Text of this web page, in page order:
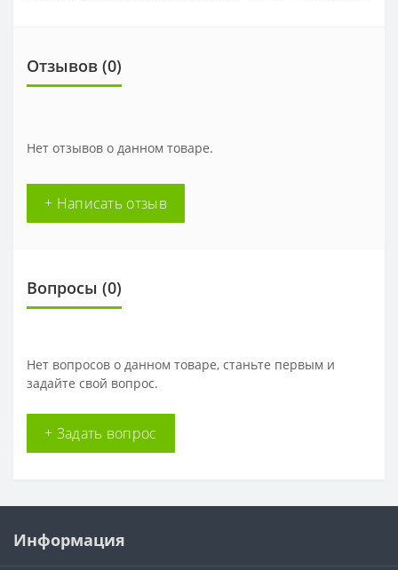
Отзывов (0)
Нет отзывов о данном товаре.
+ Написать отзыв
Вопросы (0)
Нет вопросов о данном товаре, станьте первым и
задайте свой вопрос.
+ Задать вопрос
Информация